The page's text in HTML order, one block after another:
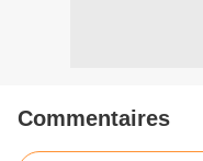
Commentaires